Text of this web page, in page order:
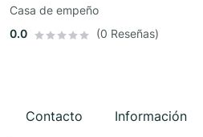
Casa de empeño
0.0
(0 Reseñas)
Contacto Información